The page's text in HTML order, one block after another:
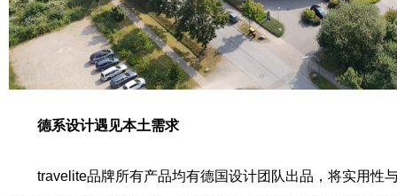
德系设计遇见本土需求
travelite品牌所有产品均有德国设计团队出品，将实用性